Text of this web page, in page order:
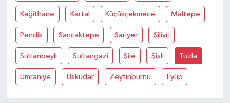
Kağithane Kartal Küçükçekmece Maltepe
Pendik Sancaktepe Sariyer Silivri
Sultanbeyli Sultangazi Şile Şişli Tuzla
Ümraniye Üsküdar Zeytinburnu Eyüp